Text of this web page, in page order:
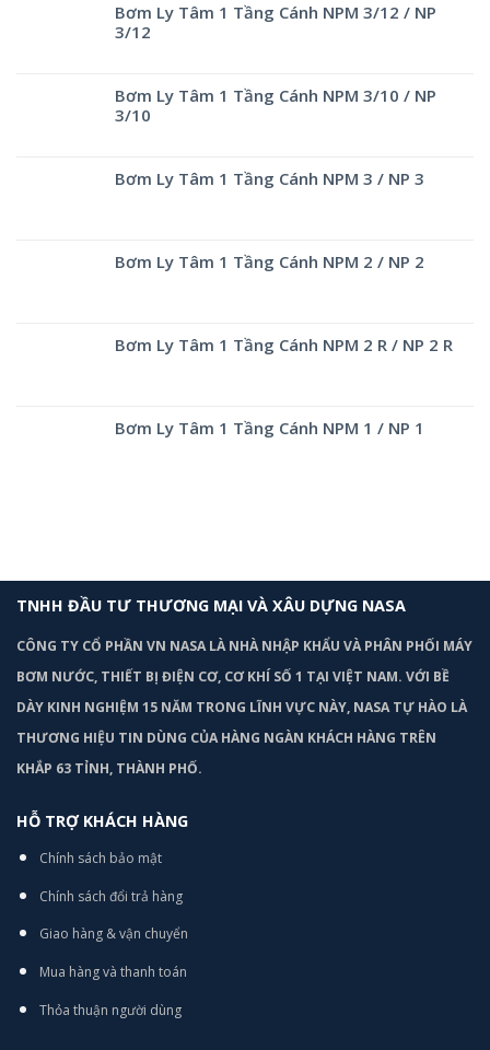
Bơm Ly Tâm 1 Tầng Cánh NPM 3/12 / NP
3/12
Bơm Ly Tâm 1 Tầng Cánh NPM 3/10 / NP
3/10
Bơm Ly Tâm 1 Tầng Cánh NPM 3 / NP 3
Bơm Ly Tâm 1 Tầng Cánh NPM 2 / NP 2
Bơm Ly Tâm 1 Tầng Cánh NPM 2 R / NP 2 R
Bơm Ly Tâm 1 Tầng Cánh NPM 1 / NP 1
TNHH ĐẦU TƯ THƯƠNG MẠI VÀ XÂU DỰNG NASA
CÔNG TY CỔ PHẦN VN NASA LÀ NHÀ NHẬP KHẨU VÀ PHÂN PHỐI MÁY
BƠM NƯỚC, THIẾT BỊ ĐIỆN CƠ, CƠ KHÍ SỐ 1 TẠI VIỆT NAM. VỚI BỀ
DÀY KINH NGHIỆM 15 NĂM TRONG LĨNH VỰC NÀY, NASA TỰ HÀO LÀ
THƯƠNG HIỆU TIN DÙNG CỦA HÀNG NGÀN KHÁCH HÀNG TRÊN
KHẮP 63 TỈNH, THÀNH PHỐ.
HỖ TRỢ KHÁCH HÀNG
Chính sách bảo mật
Chính sách đổi trả hàng
Giao hàng & vận chuyển
Mua hàng và thanh toán
Thỏa thuận người dùng